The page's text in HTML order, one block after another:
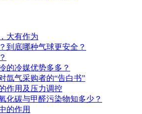
大有作为
到底哪种气球更安全？
的冷媒优势多多？
氙气采购者的“告白书”
作用及压力调控
化碳与甲醛污染物知多少？
的作用